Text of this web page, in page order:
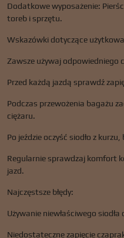
Dodatkowe wyposażenie:
toreb i sprzętu.
Wskazówki dotyczące
Zawsze używaj odpowiedniego
Przed każdą jazdą sprawdź
Podczas przewożenia bagażu
ciężaru.
Po jeździe oczyść siodło z
Regularnie sprawdzaj komfort
jazd.
Najczęstsze błędy:
Używanie niewłaściwego
Niedostateczne zapięcie